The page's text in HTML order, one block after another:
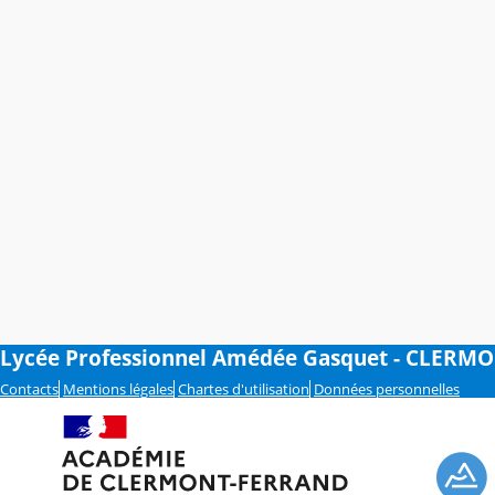
Lycée Professionnel Amédée Gasquet -
Contacts Mentions légales Chartes d'utilisation Données personnelles